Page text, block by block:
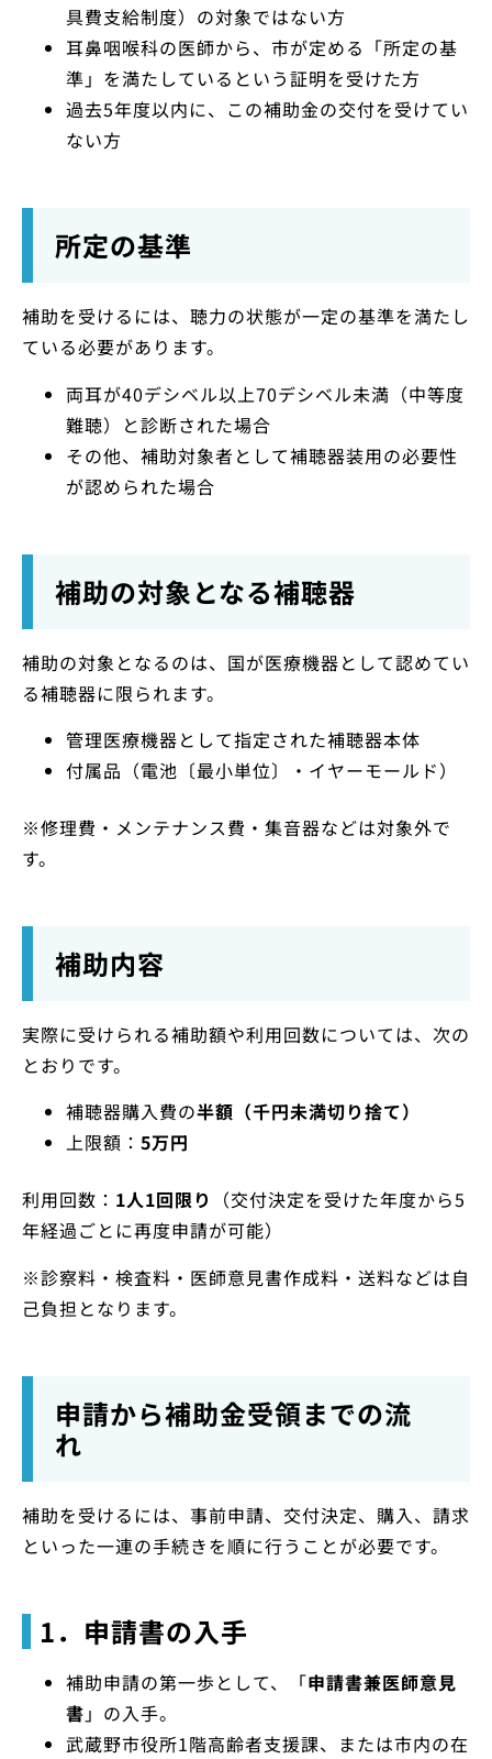
具費支給制度）の対象ではない方
耳鼻咽喉科の医師から、市が定める「所定の基
準」を満たしているという証明を受けた方
過去5年度以内に、この補助金の交付を受けてい
ない方
所定の基準
補助を受けるには、聴力の状態が一定の基準を満たし
ている必要があります。
両耳が40デシベル以上70デシベル未満（中等度
難聴）と診断された場合
その他、補助対象者として補聴器装用の必要性
が認められた場合
補助の対象となる補聴器
補助の対象となるのは、国が医療機器として認めてい
る補聴器に限られます。
管理医療機器として指定された補聴器本体
付属品（電池〔最小単位〕・イヤーモールド）
※修理費・メンテナンス費・集音器などは対象外で
す。
補助内容
実際に受けられる補助額や利用回数については、次の
とおりです。
補聴器購入費の半額（千円未満切り捨て）
上限額： 5万円
利用回数： 1人1回限り
（交付決定を受けた年度から5
年経過ごとに再度申請が可能）
※診察料・検査料・医師意見書作成料・送料などは自
己負担となります。
申請から補助金受領までの流
れ
補助を受けるには、事前申請、交付決定、購入、請求
といった一連の手続きを順に行うことが必要です。
1．申請書の入手
補助申請の第一歩として、「申請書兼医師意見
書 」の入手。
武蔵野市役所1階高齢者支援課、または市内の在